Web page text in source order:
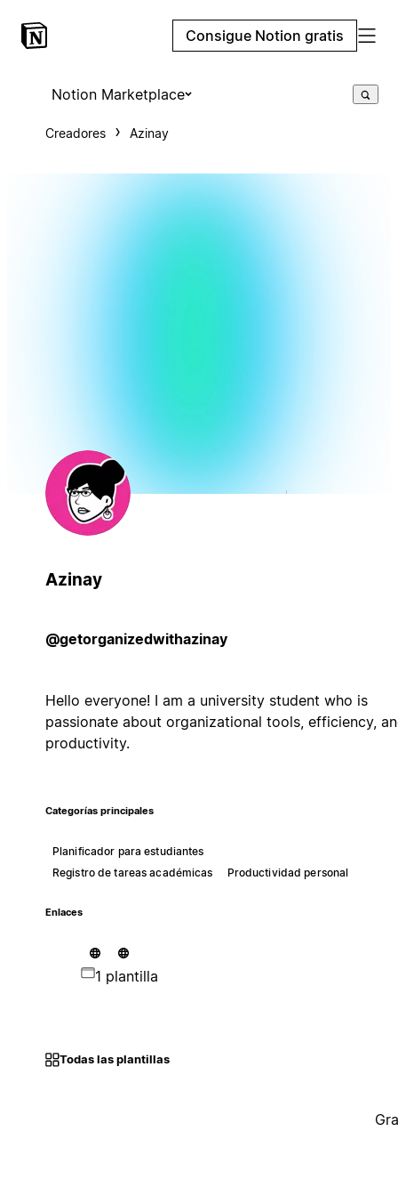
Consigue Notion gratis
Notion Marketplace
Creadores Azinay
Azinay
@getorganizedwithazinay
Hello everyone! I am a university student who is
passionate about organizational tools, efficiency,
productivity.
Categorías principales
Planificador para estudiantes
Registro de tareas académicas
Productividad personal
Enlaces
1 plantilla
Todas las plantillas